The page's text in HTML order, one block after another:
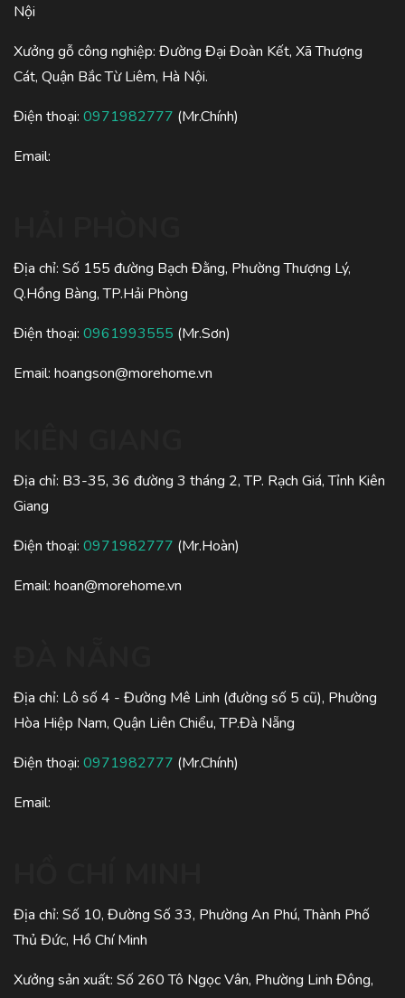
Nội
Xưởng gỗ công nghiệp: Đường Đại Đoàn Kết, Xã Thượng
Cát, Quận Bắc Từ Liêm, Hà Nội.
Điện thoại: 0971982777 (Mr.Chính)
Email:
Địa chỉ: Số 155 đường Bạch Đằng, Phường Thượng Lý,
Q.Hồng Bàng, TP.Hải Phòng
Điện thoại: 0961993555 (Mr.Sơn)
Email: hoangson@morehome.vn
Địa chỉ: B3-35, 36 đường 3 tháng 2, TP. Rạch Giá, Tỉnh Kiên
Giang
Điện thoại: 0971982777 (Mr.Hoàn)
Email: hoan@morehome.vn
Địa chỉ: Lô số 4 - Đường Mê Linh (đường số 5 cũ), Phường
Hòa Hiệp Nam, Quận Liên Chiểu, TP.Đà Nẵng
Điện thoại: 0971982777 (Mr.Chính)
Email:
Địa chỉ: Số 10, Đường Số 33, Phường An Phú, Thành Phố
Thủ Đức, Hồ Chí Minh
Xưởng sản xuất: Số 260 Tô Ngọc Vân, Phường Linh Đông,